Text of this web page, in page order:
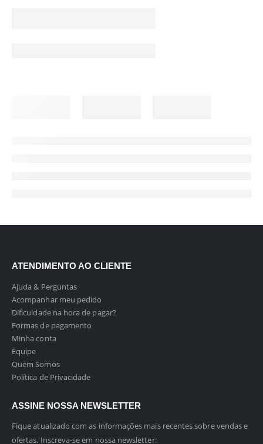
ATENDIMENTO AO CLIENTE
Ajuda & Perguntas
Acompanhar meu pedido
Dificuldade na hora de pagar?
Formas de pagamento
Minha conta
Equipe
Quem Somos
Política de Privacidade
ASSINE NOSSA NEWSLETTER
Fique atualizado com as informações mais recentes sobre vendas e
ofertas. Inscreva-se em nossa newsletter: